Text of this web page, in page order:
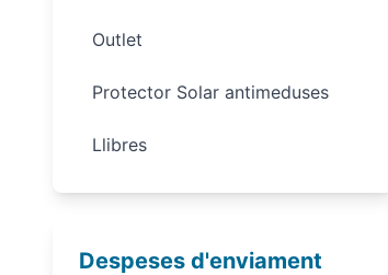
Outlet
Protector Solar antimeduses
Llibres
Despeses d'enviament